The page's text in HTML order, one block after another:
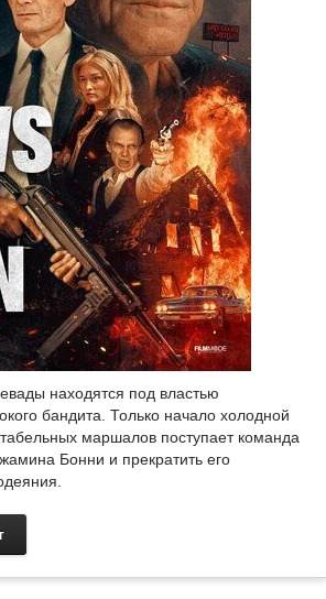
находятся под властью
бандита. Только начало холодной
маршалов поступает команда
Бонни и прекратить его